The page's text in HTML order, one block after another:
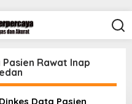
Rawat Inap
Data Pasien